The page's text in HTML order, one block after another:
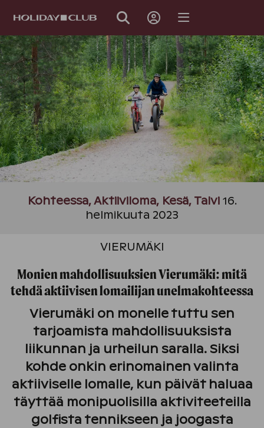
OHITA
Kohteessa, Aktiiviloma, Kesä, Talvi16.
helmikuuta 2023
VIERUMÄKI
Monien mahdollisuuksien Vierumäki: mitä
tehdä aktiivisen lomailijan unelmakohteessa
Vierumäki on monelle tuttu sen
tarjoamista mahdollisuuksista
liikunnan ja urheilun saralla. Siksi
kohde onkin erinomainen valinta
aktiiviselle lomalle, kun päivät haluaa
täyttää monipuolisilla aktiviteeteilla
golfista tennikseen ja joogasta